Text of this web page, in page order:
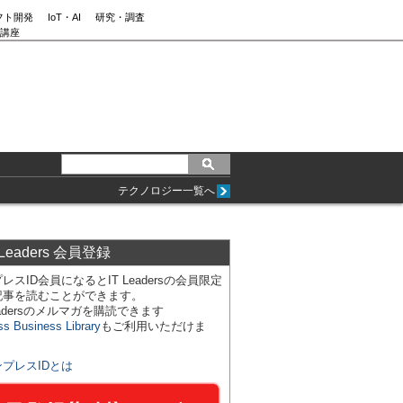
ト開発 IoT・AI
研究・調査
座
テクノロジー一覧へ
会員登録
スID会員になるとIT Leadersの会員限定
を読むことができます。
のメルマガを購読できます
Business Libraryもご利用いただけま
プレスIDとは